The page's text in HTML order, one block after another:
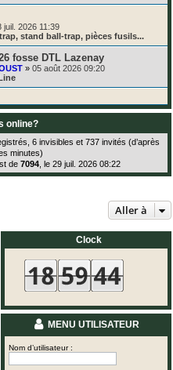
juil. 2026 11:39
stand ball-trap, pièces fusils...
fosse DTL Lazenay
» 05 août 2026 09:20
online?
6 invisibles et 737 invités (d’après
minutes)
de 7094 , le 29 juil. 2026 08:22
Aller à
Clock
MENU UTILISATEUR
Nom d’utilisateur :